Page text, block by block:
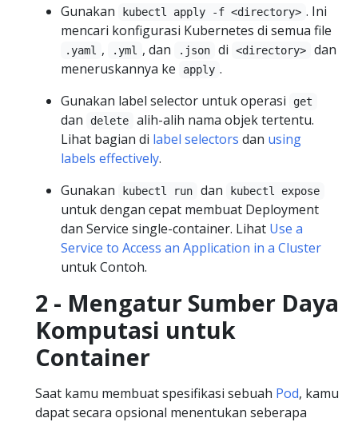
Gunakan kubectl apply -f <directory> . Ini
mencari konfigurasi Kubernetes di semua file
.yaml , .yml , dan .json di <directory>
dan
meneruskannya ke
apply .
Gunakan label selector untuk operasi
get
dan delete
alih-alih nama objek tertentu.
Lihat bagian di label selectors dan using
labels effectively.
Gunakan
kubectl run dan kubectl expose
untuk dengan cepat membuat Deployment
dan Service single-container. Lihat Use a
Service to Access an Application in a Cluster
untuk Contoh.
2 - Mengatur Sumber Daya
Komputasi untuk
Container
Saat kamu membuat spesifikasi sebuah Pod, kamu
dapat secara opsional menentukan seberapa